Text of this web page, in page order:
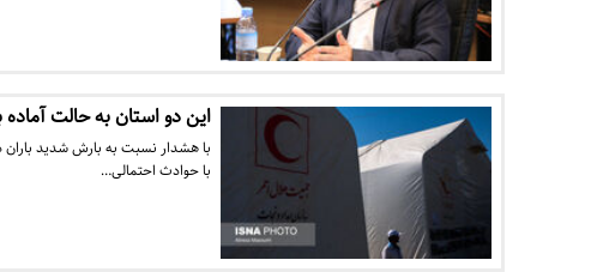
این دو استان به حالت
با هشدار نسبت به بارش شدید
با حوادث احتمالی…